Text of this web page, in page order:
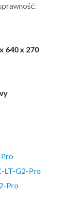
640 x 270
LT-G2-Pro
Pro